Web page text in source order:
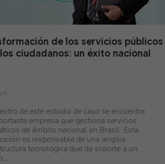
de los servicios públicos
ciudadanos: un éxito nacional
de este estudio de caso se encuentra
empresa que gestiona servicios
de ámbito nacional en Brasil. Esta
es responsable de una amplia
tecnológica que da soporte a un